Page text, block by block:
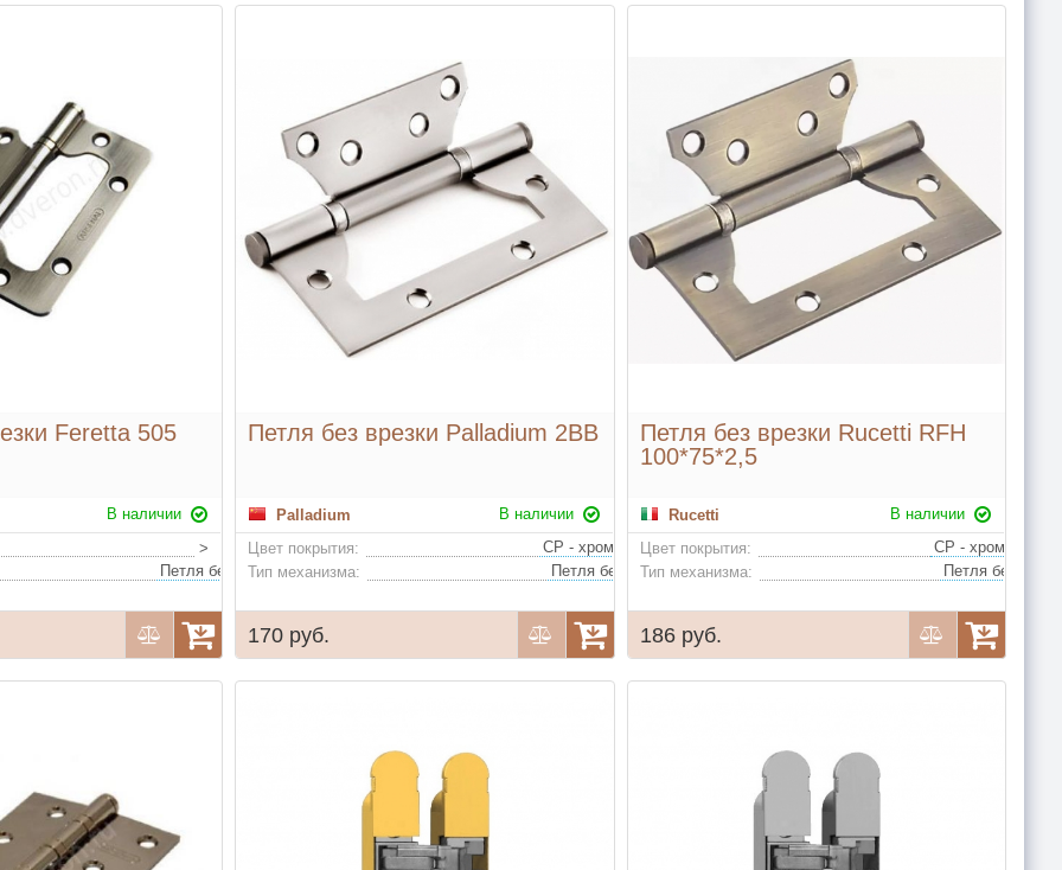
Feretta 505
В наличии
>
Петля без врезки Palladium 2BB
Palladium
В наличии
Цвет покрытия:
Тип механизма:
170 руб.
Петля без врезки Rucetti RFH
100*75*2,5
Rucetti
В наличии
Цвет покрытия:
Тип механизма:
186 руб.